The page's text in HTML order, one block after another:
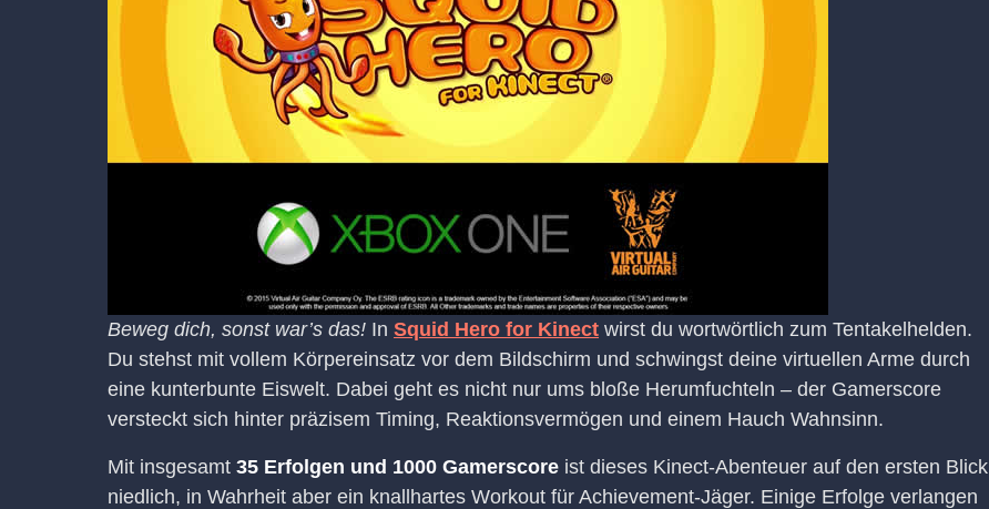
Beweg dich, sonst war’s das! In Squid Hero for Kinect wirst du wortwörtlich zum Tentakelhelden.
Du stehst mit vollem Körpereinsatz vor dem Bildschirm und schwingst deine virtuellen Arme durch
eine kunterbunte Eiswelt. Dabei geht es nicht nur ums bloße Herumfuchteln – der Gamerscore
versteckt sich hinter präzisem Timing, Reaktionsvermögen und einem Hauch Wahnsinn.
Mit insgesamt 35 Erfolgen und 1000 Gamerscore ist dieses Kinect-Abenteuer auf den ersten Blick
niedlich, in Wahrheit aber ein knallhartes Workout für Achievement-Jäger. Einige Erfolge verlangen